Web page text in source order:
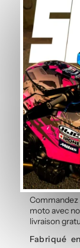
les
les
les
les
FAQ
Q : Ce kit
R : Oui,
facilement
instructions
Q : Les
R :
résister
abrasions.
moto avec
livraison
Fabriqué